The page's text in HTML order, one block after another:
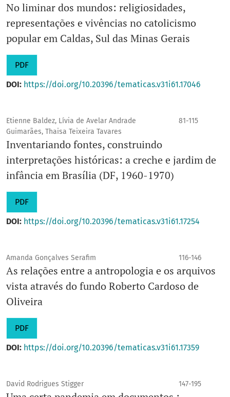
No liminar dos mundos: religiosidades,
representações e vivências no catolicismo
popular em Caldas, Sul das Minas Gerais
PDF
DOI: https://doi.org/10.20396/tematicas.v31i61.17046
Etienne Baldez, Lívia de Avelar Andrade
Guimarães, Thaisa Teixeira Tavares
81-115
Inventariando fontes, construindo
interpretações históricas: a creche e jardim de
infância em Brasília (DF, 1960-1970)
PDF
DOI: https://doi.org/10.20396/tematicas.v31i61.17254
Amanda Gonçalves Serafim 116-146
As relações entre a antropologia e os arquivos
vista através do fundo Roberto Cardoso de
Oliveira
PDF
DOI: https://doi.org/10.20396/tematicas.v31i61.17359
David Rodrigues Stigger 147-195